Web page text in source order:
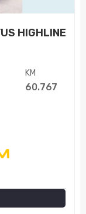
HIGHLINE
KM
60.767